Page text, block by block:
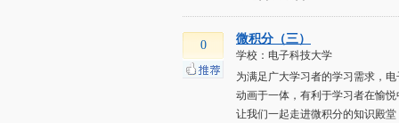
0 微积分（三）
学校：电子科技大学
为满足广大学习者的学习需求，
动画于一体，有利于学习者在愉
让我们一起走进微积分的知识殿